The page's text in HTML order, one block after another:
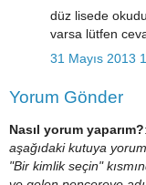
düz lisede
varsa lütfen
31 Mayıs 2013
Yorum Gönder
Nasıl yorum yaparım?:
aşağıdaki kutuya
"Bir kimlik seçin"